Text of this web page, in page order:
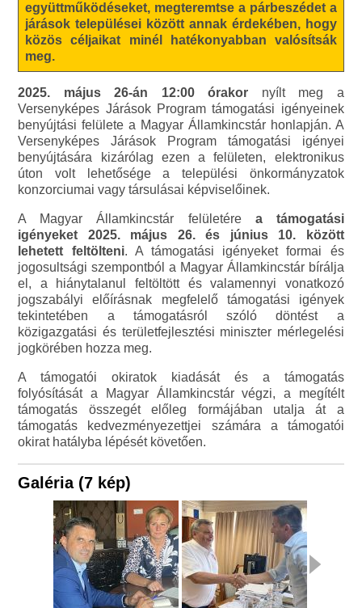
együttműködéseket, megteremtse a párbeszédet a
járások települései között annak érdekében, hogy
közös céljaikat minél hatékonyabban valósítsák
meg.
2025. május 26-án 12:00 órakor nyílt meg a
Versenyképes Járások Program támogatási igényeinek
benyújtási felülete a Magyar Államkincstár honlapján. A
Versenyképes Járások Program támogatási igényei
benyújtására kizárólag ezen a felületen, elektronikus
úton volt lehetősége a települési önkormányzatok
konzorciumai vagy társulásai képviselőinek.
A Magyar Államkincstár felületére a támogatási
igényeket 2025. május 26. és június 10. között
lehetett feltölteni. A támogatási igényeket formai és
jogosultsági szempontból a Magyar Államkincstár bírálja
el, a hiánytalanul feltöltött és valamennyi vonatkozó
jogszabályi előírásnak megfelelő támogatási igények
tekintetében a támogatásról szóló döntést a
közigazgatási és területfejlesztési miniszter mérlegelési
jogkörében hozza meg.
A támogatói okiratok kiadását és a támogatás
folyósítását a Magyar Államkincstár végzi, a megítélt
támogatás összegét előleg formájában utalja át a
támogatás kedvezményezettjei számára a támogatói
okirat hatályba lépését követően.
Galéria (7 kép)